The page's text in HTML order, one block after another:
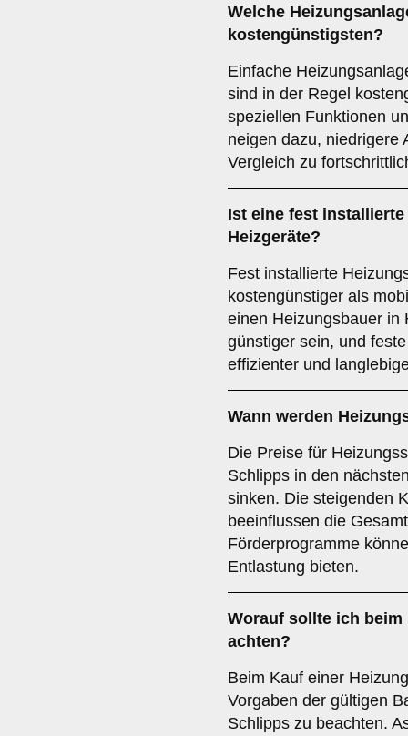
Welche
kostengünstigsten?
Einfache
sind in der Regel
speziellen Funktionen
neigen dazu, niedrigere
Vergleich zu
Ist eine fest
Heizgeräte?
Fest installierte
kostengünstiger als
einen Heizungsbauer in
günstiger sein, und
effizienter und
Wann werden
Die Preise für
Schlipps in den
sinken. Die steigenden
beeinflussen die
Förderprogramme
Entlastung bieten.
Worauf sollte ich beim
achten?
Beim Kauf einer
Vorgaben der gültigen
Schlipps zu beachten.